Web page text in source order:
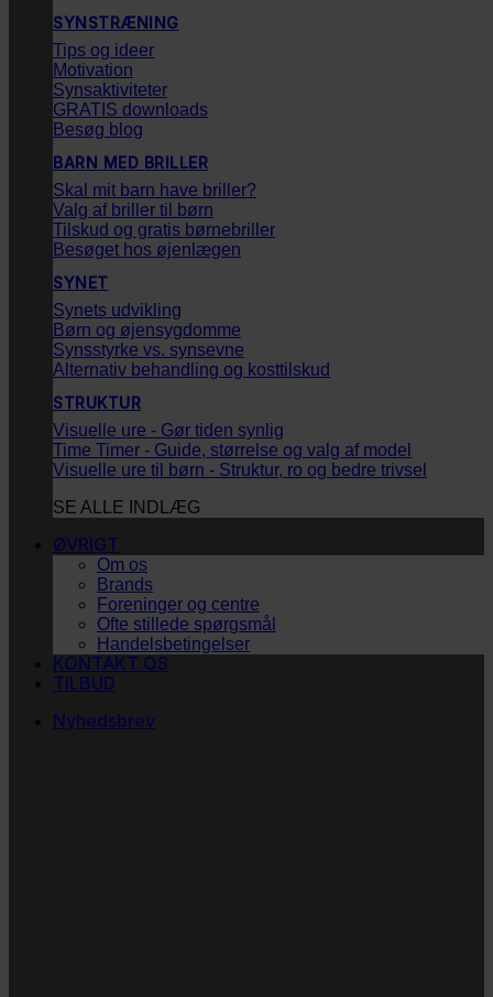
SYNSTRÆNING
Tips og ideer
Motivation
Synsaktiviteter
GRATIS downloads
Besøg blog
BARN MED BRILLER
Skal mit barn have briller?
Valg af briller til børn
Tilskud og gratis børnebriller
Besøget hos øjenlægen
SYNET
Synets udvikling
Børn og øjensygdomme
Synsstyrke vs. synsevne
Alternativ behandling og kosttilskud
STRUKTUR
Visuelle ure - Gør tiden synlig
Time Timer - Guide, størrelse og valg af model
Visuelle ure til børn - Struktur, ro og bedre trivsel
SE ALLE INDLÆG
ØVRIGT
Om os
Brands
Foreninger og centre
Ofte stillede spørgsmål
Handelsbetingelser
KONTAKT OS
TILBUD
Nyhedsbrev